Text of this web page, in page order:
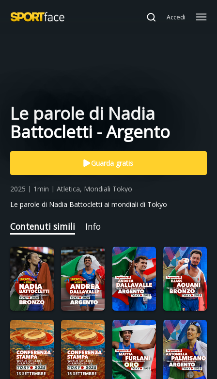
Accedi
Le parole di Nadia
Battocletti - Argento
Guarda gratis
2025 | 1min | Atletica, Mondiali Tokyo
Le parole di Nadia Battocletti ai mondiali di Tokyo
Contenuti simili Info